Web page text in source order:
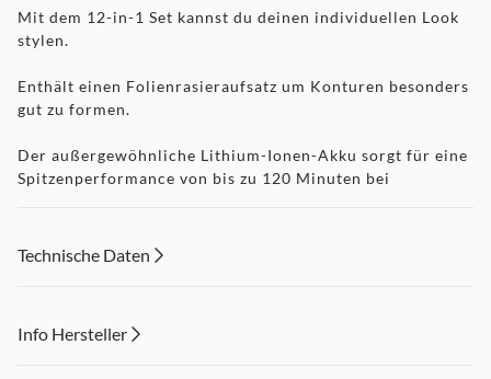
Mit dem 12-in-1 Set kannst du deinen individuellen Look
stylen.
Enthält einen Folienrasieraufsatz um Konturen besonders
gut zu formen.
Der außergewöhnliche Lithium-Ionen-Akku sorgt für eine
Spitzenperformance von bis zu 120 Minuten bei
müheloses Schneiden. Schnellaufladung in nur 2 Stunden.
Technische Daten
Info Hersteller